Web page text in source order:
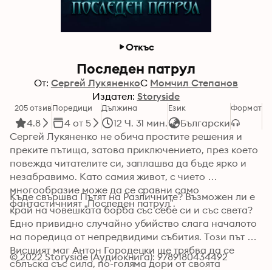
Откъс
Последен патрул
От: Сергей ЛукяненкоС Момчил Степанов
Издател: Storyside
205 отзив
4.8
Поредици
4 от 5
Дължина
12 Ч. 31 мин.
Език
Български
Формат
Сергей Лукяненко не обича простите решения и
преките пътища, затова приключението, през което
повежда читателите си, заплашва да бъде ярко и
незабравимо. Като самия живот, с чието
многоoбразие може да се сравни само
фантастичният „Последен патрул”.
Къде свършва Пътят на Различните? Възможен ли е
край на човешката борба със себе си и със света?
Едно привидно случайно убийство слага началото
на поредица от непредвидими събития. Този път
Висшият маг Антон Городецки ще трябва да се
сблъска със сила, по-голяма дори от своята
© 2022 Storyside (Аудиокнига): 9789180434492